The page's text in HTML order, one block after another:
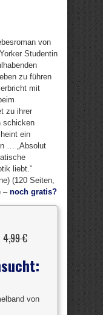
von
Studentin
zu führen
mit
zu ihrer
schicken
ein
… „Absolut
liebt.“
(120 Seiten,
– noch gratis?
4,99 €
von